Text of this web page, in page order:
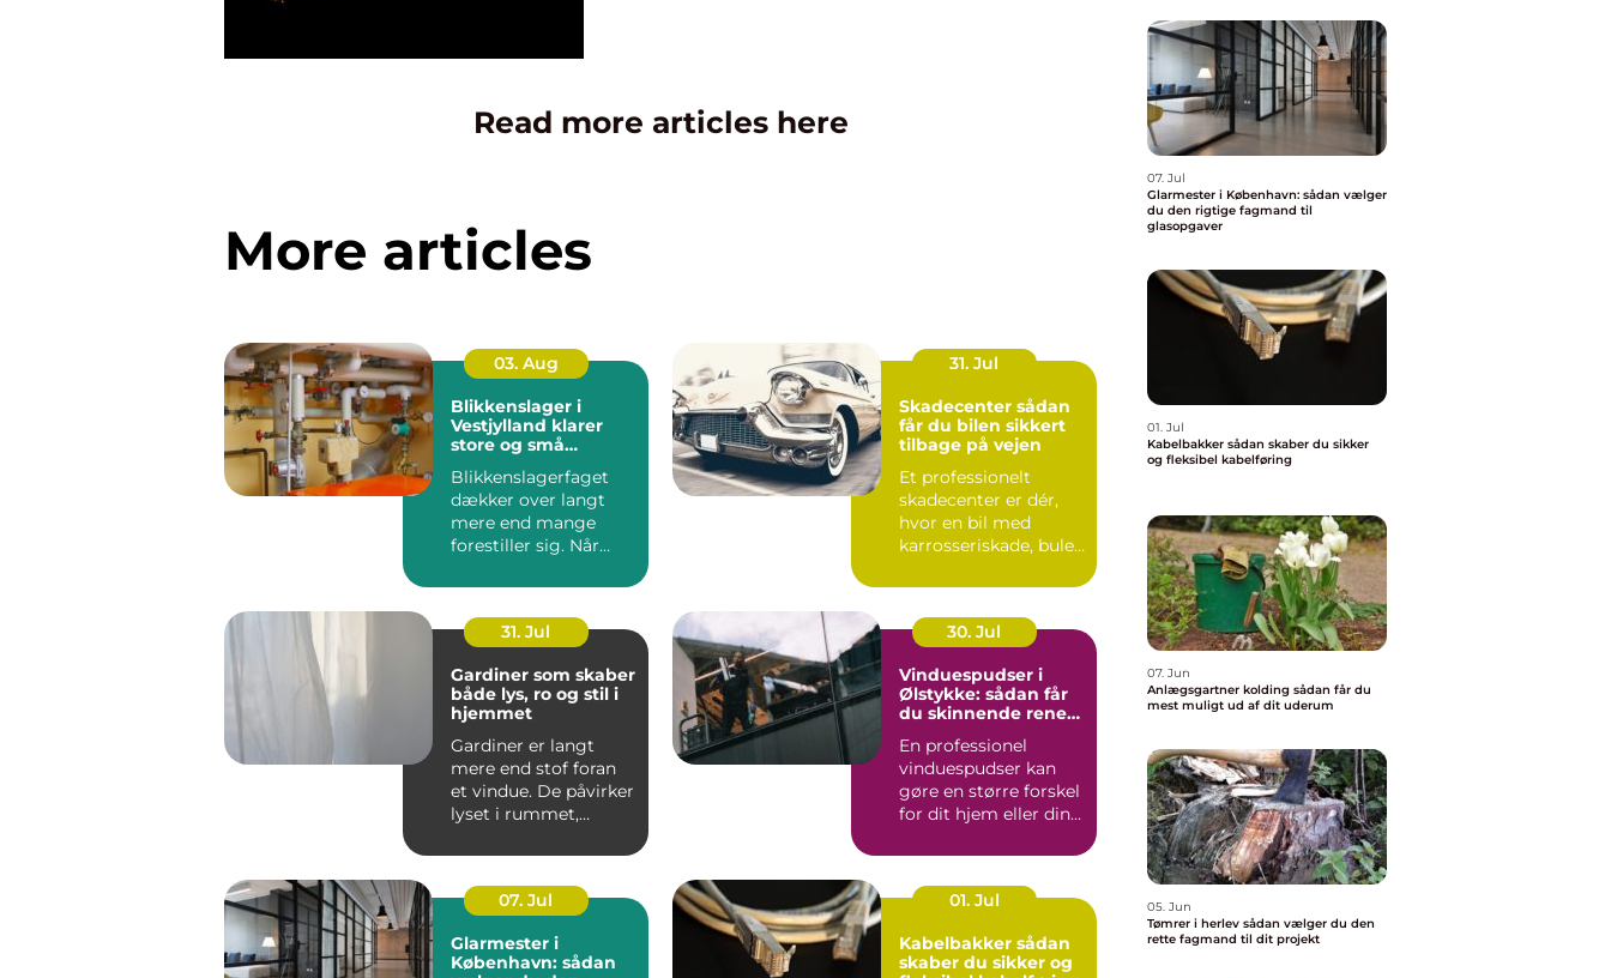
Read more articles here
More articles
03. Aug
Blikkenslager i
Vestjylland klarer
store og små
Blikkenslagerfaget
dækker over langt
mere end mange
forestiller sig. Når
31. Jul
Skadecenter sådan
får du bilen sikkert
tilbage på vejen
Et professionelt
skadecenter er dér,
hvor en bil med
karrosseriskade, buler
b...
31. Jul
Gardiner som skaber
både lys, ro og stil i
hjemmet
Gardiner er langt
mere end stof foran
et vindue. De påvirker
lyset i rummet,
30. Jul
Vinduespudser i
Ølstykke: sådan får
du skinnende rene
En professionel
vinduespudser kan
gøre en større forskel
for dit hjem eller din
07. Jul
Glarmester i
København: sådan
01. Jul
Kabelbakker sådan
skaber du sikker og
07. Jul
Glarmester i København: sådan vælger
du den rigtige fagmand til
glasopgaver
01. Jul
Kabelbakker sådan skaber du sikker
og fleksibel kabelføring
07. Jun
Anlægsgartner kolding sådan får du
mest muligt ud af dit uderum
05. Jun
Tømrer i herlev sådan vælger du den
rette fagmand til dit projekt